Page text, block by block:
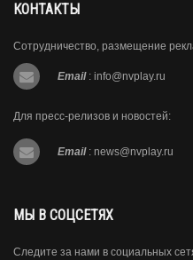
КОНТАКТЫ
Сотрудничество, размещение
Email : info@nvplay.ru
Для пресс-релизов и новостей:
Email : news@nvplay.ru
МЫ В СОЦСЕТЯХ
Следите за нами в социальных